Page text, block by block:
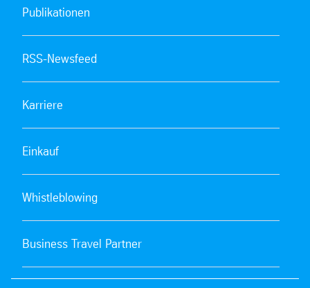
Publikationen
RSS-Newsfeed
Karriere
Einkauf
Whistleblowing
Business Travel Partner